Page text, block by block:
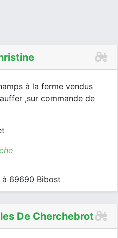
à la ferme vendus
,sur commande de
69690 Bibost
De Cherchebrot